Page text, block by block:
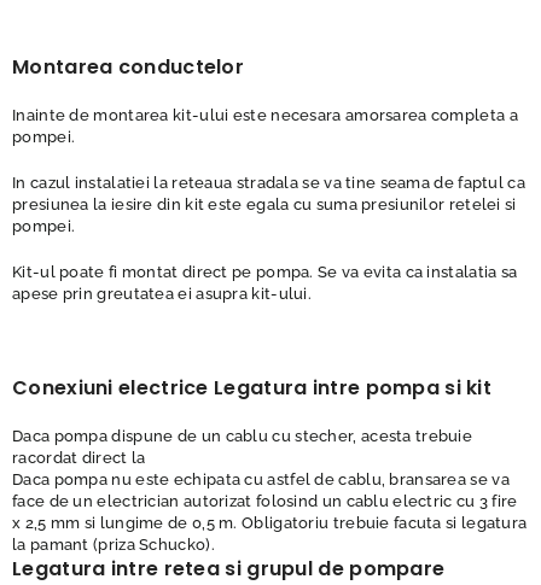
Montarea conductelor
Inainte de montarea kit-ului este necesara amorsarea completa a
pompei.
In cazul instalatiei la reteaua stradala se va tine seama de faptul ca
presiunea la iesire din kit este egala cu suma presiunilor retelei si
pompei.
Kit-ul poate fi montat direct pe pompa. Se va evita ca instalatia sa
apese prin greutatea ei asupra kit-ului.
Conexiuni electrice Legatura intre pompa si kit
Daca pompa dispune de un cablu cu stecher, acesta trebuie
racordat direct la
Daca pompa nu este echipata cu astfel de cablu, bransarea se va
face de un electrician autorizat folosind un cablu electric cu 3 fire
x 2,5 mm si lungime de 0,5 m. Obligatoriu trebuie facuta si legatura
la pamant (priza Schucko).
Legatura intre retea si grupul de pompare